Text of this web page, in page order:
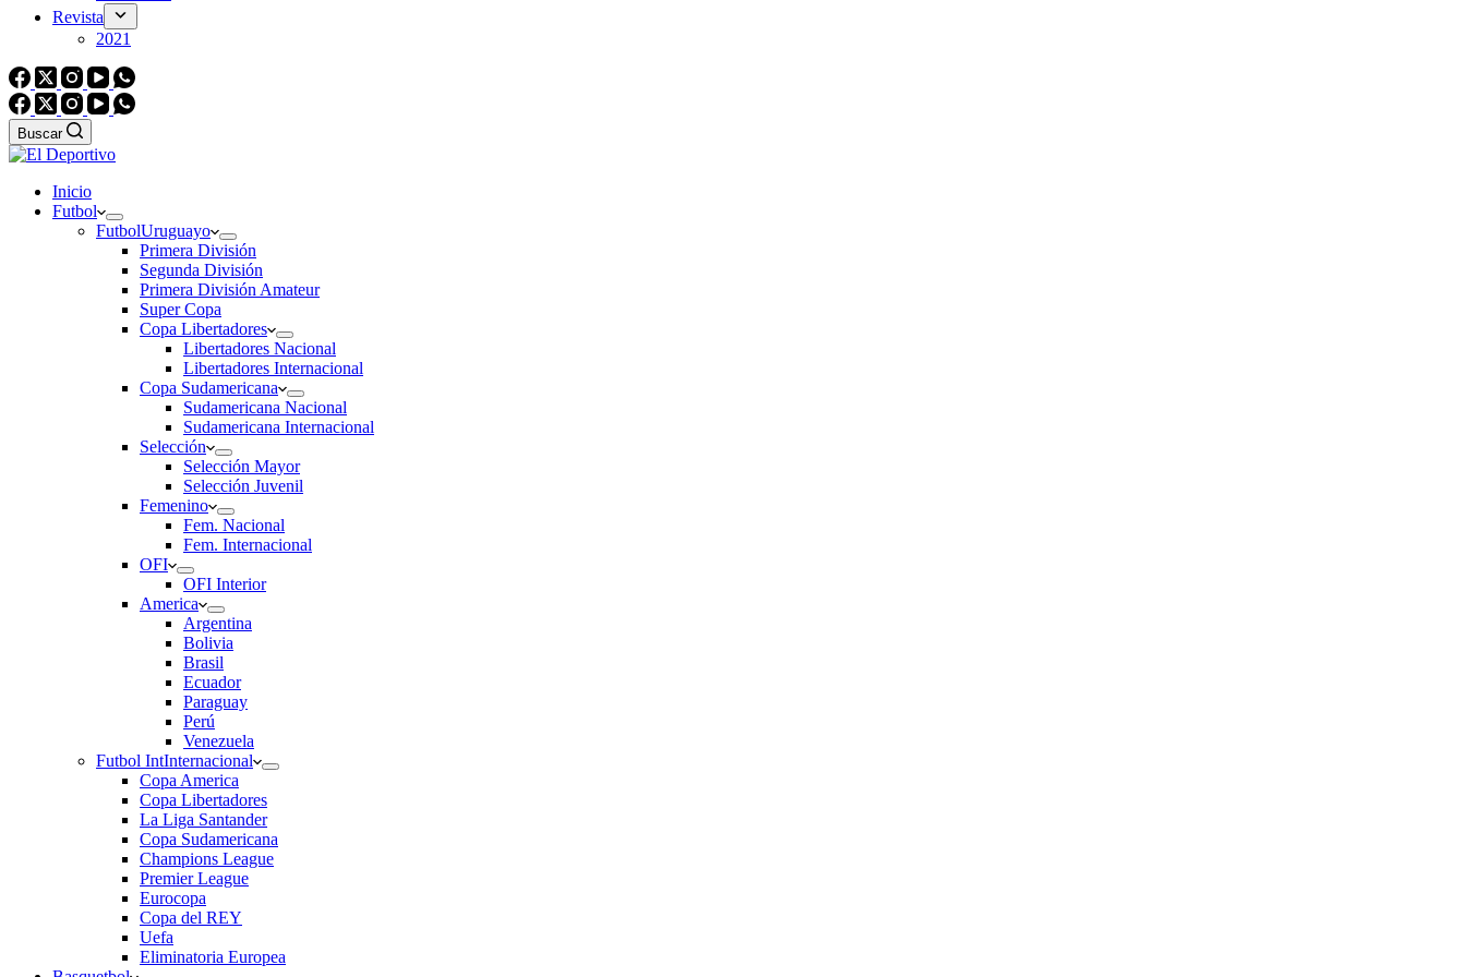
Revista
2021
Buscar
Inicio
Futbol
FutbolUruguayo
Primera División
Segunda División
Primera División Amateur
Super Copa
Copa Libertadores
Libertadores Nacional
Libertadores Internacional
Copa Sudamericana
Sudamericana Nacional
Sudamericana Internacional
Selección
Selección Mayor
Selección Juvenil
Femenino
Fem. Nacional
Fem. Internacional
OFI
OFI Interior
America
Argentina
Bolivia
Brasil
Ecuador
Paraguay
Perú
Venezuela
Futbol IntInternacional
Copa America
Copa Libertadores
La Liga Santander
Copa Sudamericana
Champions League
Premier League
Eurocopa
Copa del REY
Uefa
Eliminatoria Europea